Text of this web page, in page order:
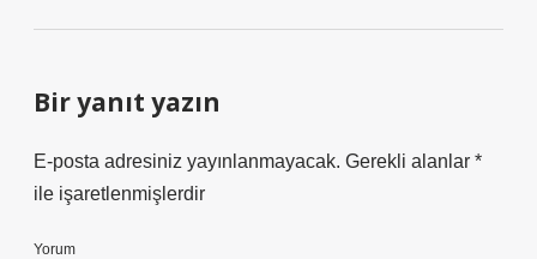
Bir yanıt yazın
E-posta adresiniz yayınlanmayacak. Gerekli alanlar *
ile işaretlenmişlerdir
Yorum